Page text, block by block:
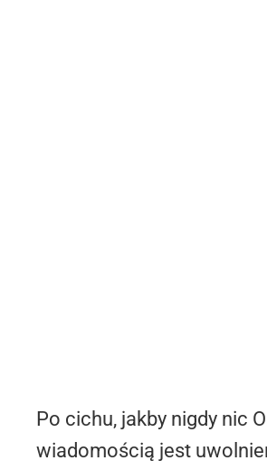
Po cichu, jakby nigdy nic
wiadomością jest